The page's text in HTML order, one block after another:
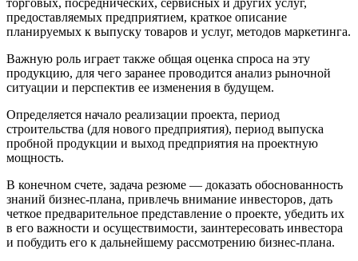
предоставляемых предприятием, краткое описание
планируемых к выпуску товаров и услуг, методов маркетинга.
Важную роль играет также общая оценка спроса на эту
продукцию, для чего заранее проводится анализ рыночной
ситуации и перспектив ее изменения в будущем.
Определяется начало реализации проекта, период
строительства (для нового предприятия), период выпуска
пробной продукции и выход предприятия на проектную
мощность.
В конечном счете, задача резюме — доказать обоснованность
знаний бизнес-плана, привлечь внимание инвесторов, дать
четкое предварительное представление о проекте, убедить их
в его важности и осуществимости, заинтересовать инвестора
и побудить его к дальнейшему рассмотрению бизнес-плана.